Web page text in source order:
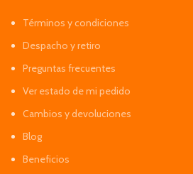
Términos y condiciones
Despacho y retiro
Preguntas frecuentes
Ver estado de mi pedido
Cambios y devoluciones
Blog
Beneficios